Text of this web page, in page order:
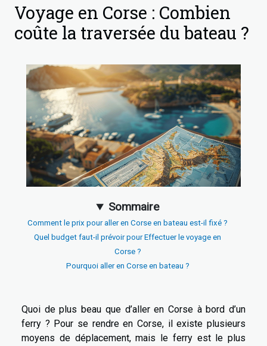
Voyage en Corse : Combien
coûte la traversée du bateau ?
Sommaire
Comment le prix pour aller en Corse en bateau est-il fixé ?
Quel budget faut-il prévoir pour Effectuer le voyage en
Corse ?
Pourquoi aller en Corse en bateau ?
Quoi de plus beau que d’aller en Corse à bord d’un
ferry ? Pour se rendre en Corse, il existe plusieurs
moyens de déplacement, mais le ferry est le plus